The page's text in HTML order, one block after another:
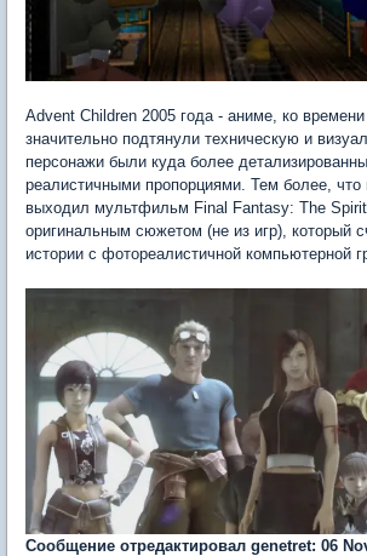
Advent Children 2005 года - аниме, ко
значительно подтянули техническую и
персонажи были куда более
реалистичными пропорциями. Тем более, что
выходил мультфильм Final Fantasy: The
оригинальным сюжетом (не из игр), который
истории с фотореалистичной компьютерной
Сообщение отредактировал genetret: 06